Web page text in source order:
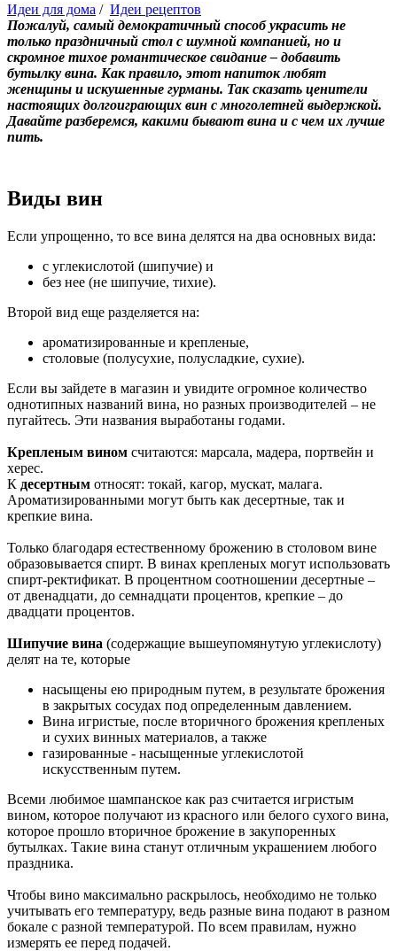
Идеи для дома / Идеи рецептов
Пожалуй, самый демократичный способ украсить не
только праздничный стол с шумной компанией, но и
скромное тихое романтическое свидание – добавить
бутылку вина. Как правило, этот напиток любят
женщины и искушенные гурманы. Так сказать ценители
настоящих долгоиграющих вин с многолетней выдержкой.
Давайте разберемся, какими бывают вина и с чем их лучше
пить.
Виды вин
Если упрощенно, то все вина делятся на два основных вида:
с углекислотой (шипучие) и
без нее (не шипучие, тихие).
Второй вид еще разделяется на:
ароматизированные и крепленые,
столовые (полусухие, полусладкие, сухие).
Если вы зайдете в магазин и увидите огромное количество
однотипных названий вина, но разных производителей – не
пугайтесь. Эти названия выработаны годами.
Крепленым вином считаются: марсала, мадера, портвейн и
херес.
К десертным относят: токай, кагор, мускат, малага.
Ароматизированными могут быть как десертные, так и
крепкие вина.
Только благодаря естественному брожению в столовом вине
образовывается спирт. В винах крепленых могут использовать
спирт-ректификат. В процентном соотношении десертные –
от двенадцати, до семнадцати процентов, крепкие – до
двадцати процентов.
Шипучие вина (содержащие вышеупомянутую углекислоту)
делят на те, которые
насыщены ею природным путем, в результате брожения
в закрытых сосудах под опредeленным давлением.
Вина игристые, после вторичного брожения крепленых
и сухих винных материалов, а также
газированные - насыщенные углекислотой
искусственным путем.
Всеми любимое шампанское как раз считается игристым
вином, которое получают из красного или белого сухого вина,
которое прошло вторичное брожение в закупоренных
бутылках. Такие вина станут отличным украшением любого
праздника.
Чтобы вино максимально раскрылось, необходимо не только
учитывать его температуру, ведь разные вина подают в разном
бокале с разной температурой. По всем правилам, нужно
измерять ее перед подачей.